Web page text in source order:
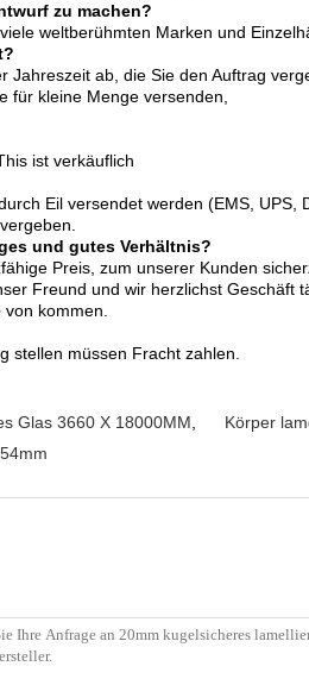
zu machen?
weltberühmten Marken und
ab, die Sie den Auftrag
für kleine Menge versenden,
ist verkäuflich
Eil versendet werden (EMS, UPS,
und gutes Verhältnis?
Preis, zum unserer Kunden
Freund und wir herzlichst Geschäft
kommen.
stellen müssen Fracht zahlen.
Glas 3660 X 18000MM Körper